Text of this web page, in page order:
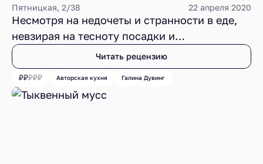
Пятницкая, 2/38 22 апреля 2020
Несмотря на недочеты и странности в еде,
невзирая на тесноту посадки и
мелкокалиберную мебель, в Jobs. Food and
Wine сохранилось достаточно интересных и
вкусных деталей, чтобы возникло желание
заглянуть туда вновь, конечно, уже после
Читать рецензию
Авторская кухня Галина Дувинг